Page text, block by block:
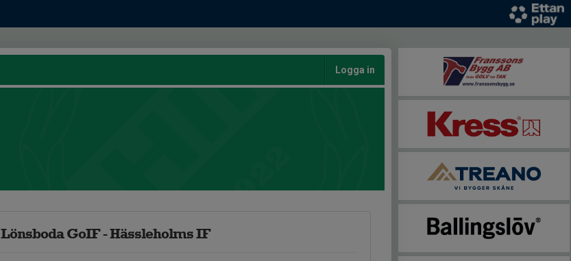
Logga in
Lönsboda GoIF - Hässleholms IF